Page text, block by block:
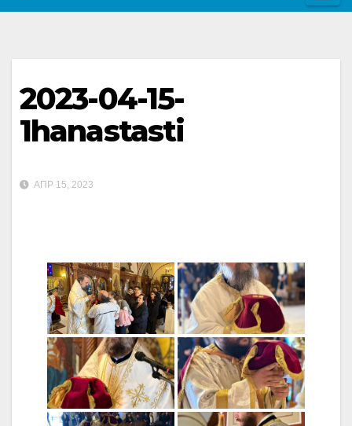
2023-04-15-
1hanastasti
ΑΠΡ 15, 2023